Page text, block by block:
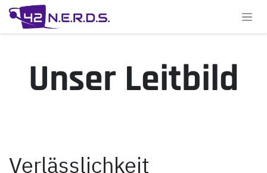
Zum Inhalt springen
Unser Leitbild
Verlässlichkeit